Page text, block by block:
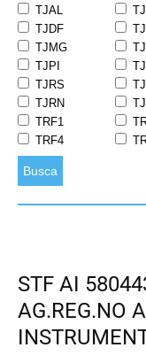
TJAL
TJDF
TJMG
TJPI
TJRS
TJRN
TRF1
TRF4
Busca
STF AI
AG.REG.NO